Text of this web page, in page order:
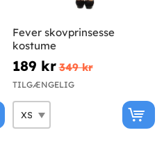
Fever skovprinsesse
kostume
189 kr 349 kr
TILGÆNGELIG